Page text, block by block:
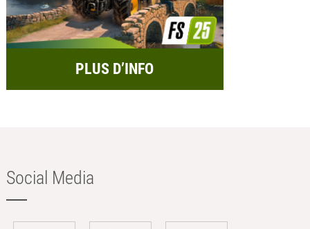
PLUS D’INFO
Social Media